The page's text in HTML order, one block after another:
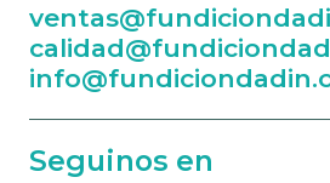
Seguinos en